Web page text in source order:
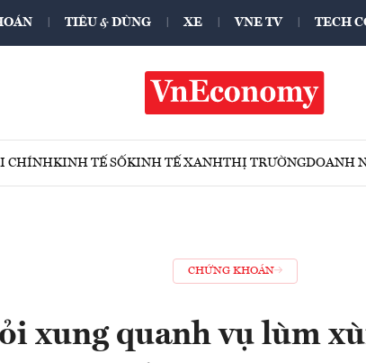
TIÊU & DÙNG XE VNE TV TECH
CHÍNHKINH TẾ SỐKINH TẾ XANHTHỊ TRƯỜNGDOANH
CHỨNG KHOÁN
xung quanh vụ lùm